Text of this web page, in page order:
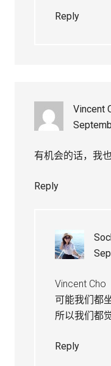
Reply
Vincent
有机会的话，我
Reply
Vincent Cho
可能我们都
所以我们都
Reply